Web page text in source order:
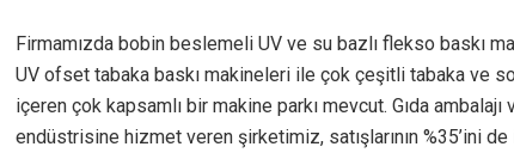
Firmamızda bobin beslemeli UV ve su bazlı flekso baskı
UV ofset tabaka baskı makineleri ile çok çeşitli tabaka ve
içeren çok kapsamlı bir makine parkı mevcut. Gıda
endüstrisine hizmet veren şirketimiz, satışlarının %35’ini de